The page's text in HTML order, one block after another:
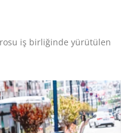
iş birliğinde yürütülen